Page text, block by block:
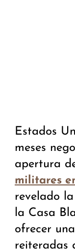
Estados
meses
apertura
militares
revelado
la Casa
ofrecer
reiteradas